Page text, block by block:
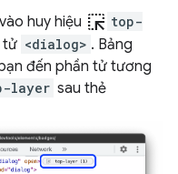
huy hiệu ink_selection top-
tử <dialog> . Bảng
đến phần tử tương
layer sau thẻ